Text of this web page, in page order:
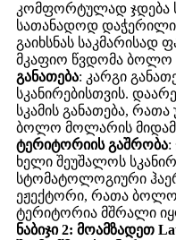
კომფორტულად ჯდება
სათანადოდ დაჭერილი
გაიხსნას
მკაფიო წვდომა
განათება: კარგი
სკანირებისთვის.
სკამის განათება,
ბოლო მოლარის
ტერიტორიის გაშრობა:
ხელი შეუშალოს
სტომატოლოგიური
ეჟექტორი, რათა
ტერიტორია მშრალი
ნაბიჯი 2: მოამზადეთ